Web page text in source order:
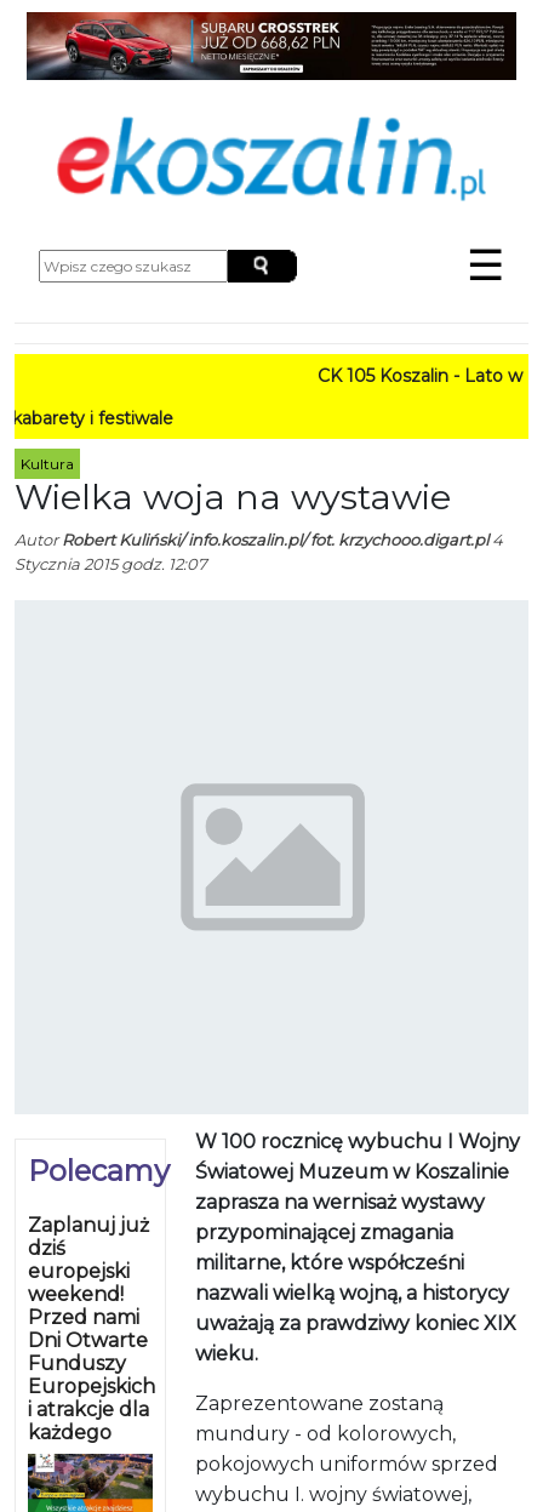
☰
CK 105 Koszalin - Lato w Mieście
i festiwale
Kultura
Wielka woja na wystawie
AutorRobert Kuliński/ info.koszalin.pl/ fot. krzychooo.digart.pl4
Stycznia 2015 godz. 12:07
Polecamy
Zaplanuj już
dziś
europejski
weekend!
Przed nami
Dni Otwarte
Funduszy
Europejskich
i atrakcje dla
każdego
W 100 rocznicę wybuchu I Wojny
Światowej Muzeum w Koszalinie
zaprasza na wernisaż wystawy
przypominającej zmagania
militarne, które współcześni
nazwali wielką wojną, a historycy
uważają za prawdziwy koniec XIX
wieku.
Zaprezentowane zostaną
mundury - od kolorowych,
pokojowych uniformów sprzed
wybuchu I. wojny światowej,